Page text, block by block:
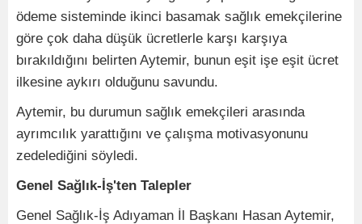
ödeme sisteminde ikinci basamak sağlık emekçilerine
göre çok daha düşük ücretlerle karşı karşıya
bırakıldığını belirten Aytemir, bunun eşit işe eşit ücret
ilkesine aykırı olduğunu savundu.
Aytemir, bu durumun sağlık emekçileri arasında
ayrımcılık yarattığını ve çalışma motivasyonunu
zedelediğini söyledi.
Genel Sağlık-İş'ten Talepler
Genel Sağlık-İş Adıyaman İl Başkanı Hasan Aytemir,